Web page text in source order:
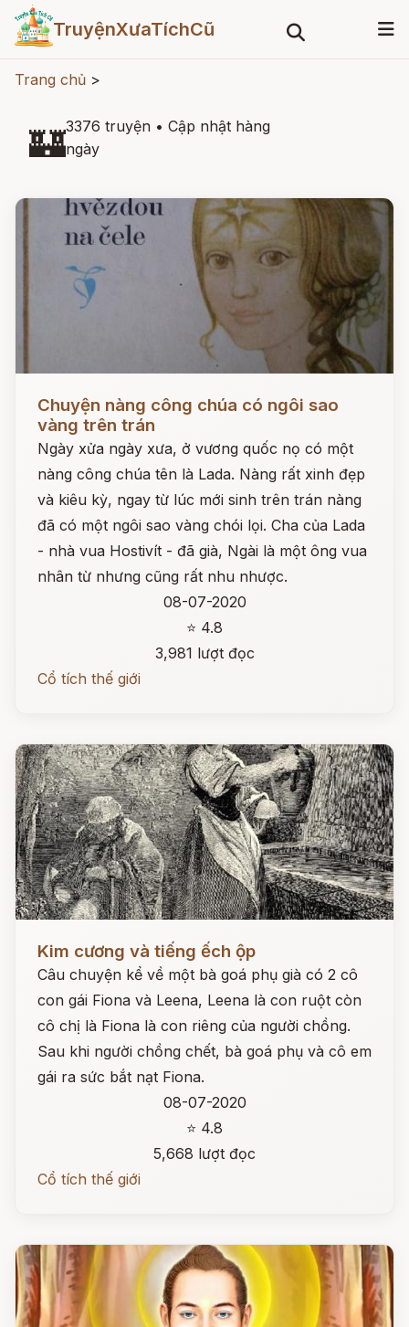
TruyệnXưaTíchCũ
Trang chủ >
🏰3376 truyện • Cập nhật hàng
ngày
Chuyện nàng công chúa có ngôi sao
vàng trên trán
Ngày xửa ngày xưa, ở vương quốc nọ có một
nàng công chúa tên là Lada. Nàng rất xinh đẹp
và kiêu kỳ, ngay từ lúc mới sinh trên trán nàng
đã có một ngôi sao vàng chói lọi. Cha của Lada
- nhà vua Hostivít - đã già, Ngài là một ông vua
nhân từ nhưng cũng rất nhu nhược.
08-07-2020
⭐ 4.8
3,981 lượt đọc
Cổ tích thế giới
Kim cương và tiếng ếch ộp
Câu chuyện kể về một bà goá phụ già có 2 cô
con gái Fiona và Leena, Leena là con ruột còn
cô chị là Fiona là con riêng của người chồng.
Sau khi người chồng chết, bà goá phụ và cô em
gái ra sức bắt nạt Fiona.
08-07-2020
⭐ 4.8
5,668 lượt đọc
Cổ tích thế giới